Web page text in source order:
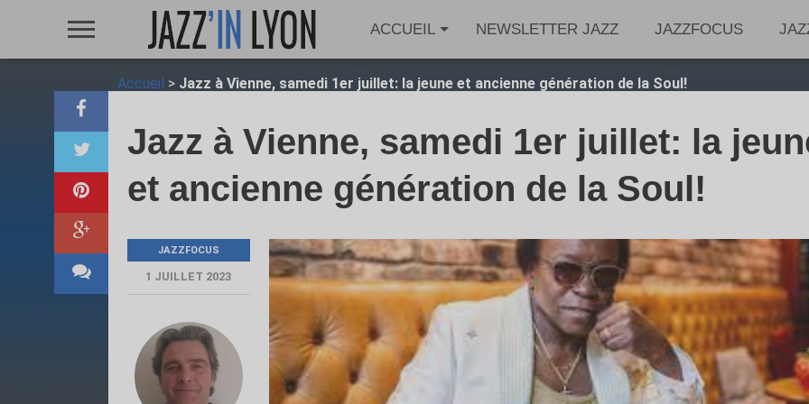
ACCUEIL NEWSLETTER JAZZ JAZZFOCUS
Accueil > Jazz à Vienne, samedi 1er juillet: la jeune et ancienne génération de la Soul!
Jazz à Vienne, samedi 1er juillet: la
et ancienne génération de la Soul!
JAZZFOCUS
1 JUILLET 2023